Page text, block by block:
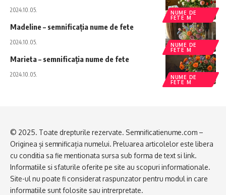
NUME DE
FETE M
2024.10.05.
NUME DE
FETE M
Madeline – semnificația nume de fete
2024.10.05.
NUME DE
FETE M
Marieta – semnificația nume de fete
2024.10.05.
© 2025. Toate drepturile rezervate. Semnificatienume.com –
Originea și semnificația numelui. Preluarea articolelor este libera
cu conditia sa fie mentionata sursa sub forma de text si link.
Informatiile si sfaturile oferite pe site au scopuri informationale.
Site-ul nu poate fi considerat raspunzator pentru modul in care
informatiile sunt folosite sau intrerpretate.